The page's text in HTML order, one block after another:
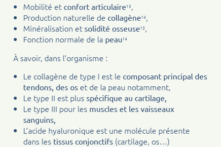
Mobilité et confort articulaire13,
Production naturelle de collagène14,
Minéralisation et solidité osseuse13,
Fonction normale de la peau14
À savoir, dans l’organisme :
Le collagène de type I est le composant principal des
tendons, des os et de la peau notamment,
Le type II est plus spécifique au cartilage,
Le type III pour les muscles et les vaisseaux
sanguins,
L’acide hyaluronique est une molécule présente
dans les tissus conjonctifs (cartilage, os…)